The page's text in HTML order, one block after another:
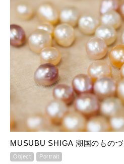
MUSUBU SHIGA 湖国のもの
Object Portrait